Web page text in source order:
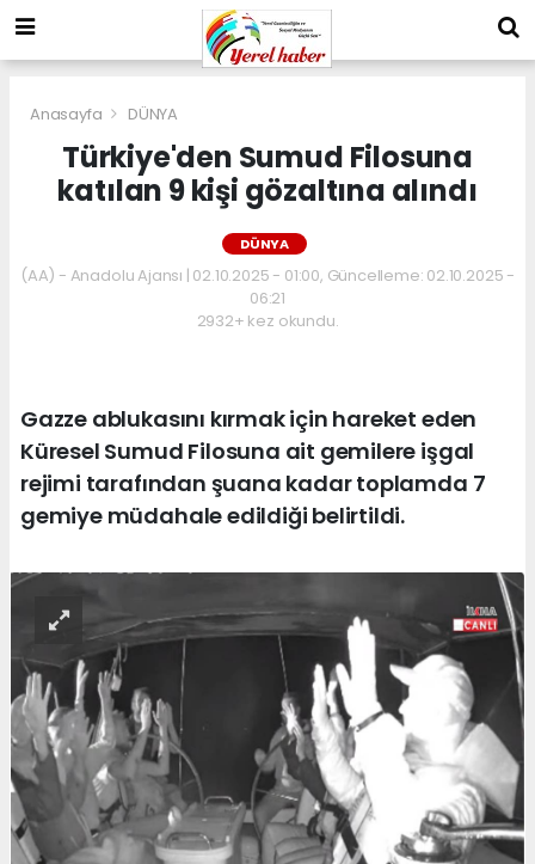
Anasayfa DÜNYA
Türkiye'den Sumud Filosuna
katılan 9 kişi gözaltına alındı
DÜNYA
(AA) - Anadolu Ajansı | 02.10.2025 - 01:00, Güncelleme: 02.10.2025 -
06:21
2932+ kez okundu.
Gazze ablukasını kırmak için hareket eden
Küresel Sumud Filosuna ait gemilere işgal
rejimi tarafından şuana kadar toplamda 7
gemiye müdahale edildiği belirtildi.